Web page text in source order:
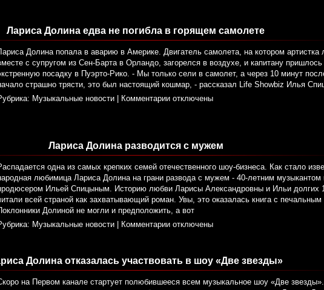
Лариса Долина едва не погибла в горящем самолете
Долина попала в аварию в Америке. Двигатель самолета, на котором артистка
с супругом из Сен-Барта в Орландо, загорелся в воздухе, и капитану
посадку в Пуэрто-Рико. - Мы только сели в самолет, а через 10 минут
страшно трясти, это был настоящий кошмар, - рассказал Life Showbiz Илья
Музыкальные новости Комментарии отключены
Лариса Долина разводится с мужем
одна из самых крепких семей отечественного шоу-бизнеса. Как стало
любимица Лариса Долина на грани развода с мужем - 40-летним музыкантом
Ильей Спицыным. Историю любви Ларисы Александровны и Ильи долгих
всей страной как захватывающий роман. Увы, это оказалась книга с
Долиной не могли и предположить, а вот
Музыкальные новости Комментарии отключены
Долина отказалась участвовать в шоу «Две звезды»
на Первом канале стартует полюбившееся всем музыкальное шоу «Две